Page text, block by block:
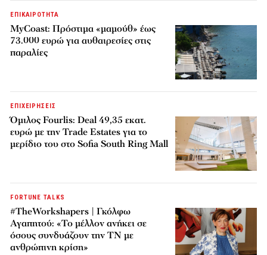
ΕΠΙΚΑΙΡΟΤΗΤΑ
MyCoast: Πρόστιμα «μαμούθ» έως
73.000 ευρώ για αυθαιρεσίες στις
παραλίες
ΕΠΙΧΕΙΡΗΣΕΙΣ
Όμιλος Fourlis: Deal 49,35 εκατ.
ευρώ με την Trade Estates για το
μερίδιο του στο Sofia South Ring Mall
FORTUNE TALKS
#TheWorkshapers | Γκόλφω
Αγαπητού: «Το μέλλον ανήκει σε
όσους συνδυάζουν την ΤΝ με
ανθρώπινη κρίση»